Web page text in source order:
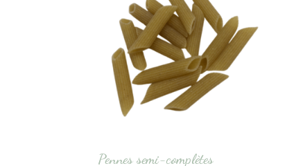
Pennes semi-complètes